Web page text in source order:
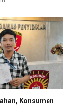
Konsumen